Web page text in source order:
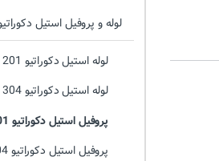
لوله و پروفیل استیل
لوله استیل دکوراتیو 201
لوله استیل دکوراتیو 304
پروفیل استیل دکوراتیو 201
پروفیل استیل دکوراتیو 304